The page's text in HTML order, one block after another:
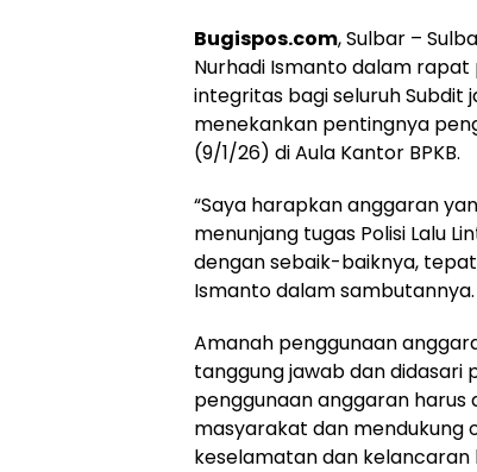
Bugispos.com, Sulbar –
Nurhadi Ismanto dalam
integritas bagi seluruh Subdit
menekankan pentingnya
(9/1/26) di Aula Kantor BPKB.
“Saya harapkan anggaran
menunjang tugas Polisi Lalu
dengan sebaik-baiknya, tepat
Ismanto dalam sambutannya.
Amanah penggunaan
tanggung jawab dan didasari
penggunaan anggaran
masyarakat dan mendukung
keselamatan dan kelancaran